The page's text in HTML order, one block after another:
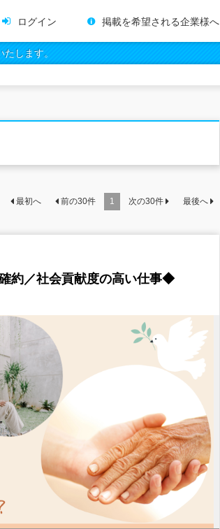
ログイン 掲載を希望される企業様へ
します。
最初へ 前の30件 1 次の30件 最後へ
約／社会貢献度の高い仕事◆